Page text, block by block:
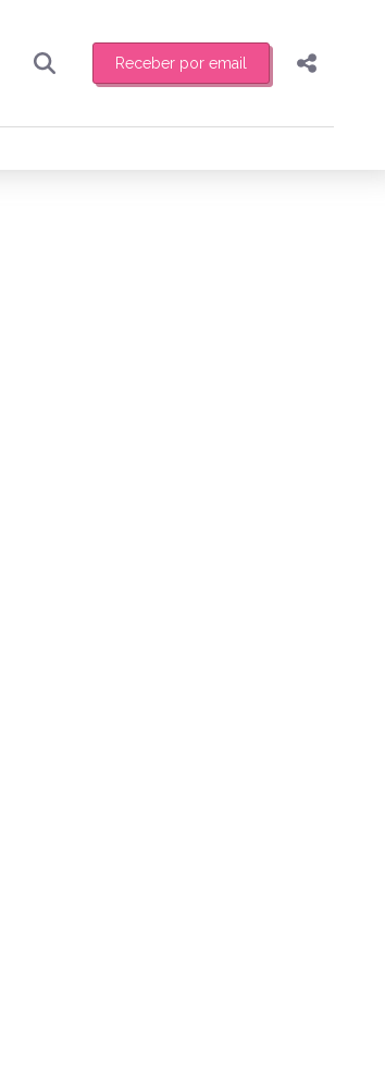
Receber por email
feira de manhã o resumo
Compartilhar